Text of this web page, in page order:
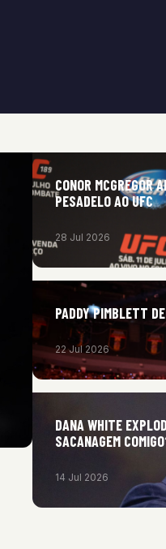
CONOR MCGREGOR
PESADELO AO UFC
28 Jul 2026
PADDY PIMBLETT
22 Jul 2026
DANA WHITE
SACANAGEM
14 Jul 2026